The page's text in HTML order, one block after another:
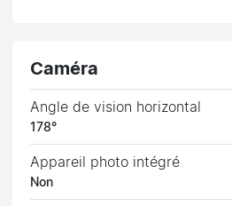
Caméra
Angle de vision horizontal
178°
Appareil photo intégré
Non